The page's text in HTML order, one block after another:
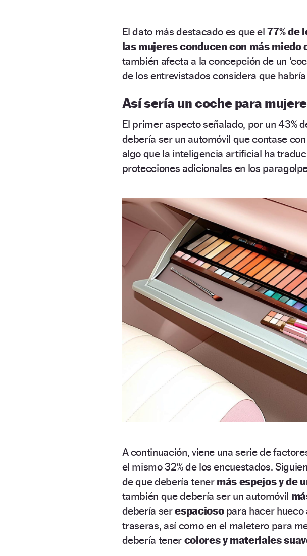
El dato más destacado es que el77% de
las mujeres conducen con más miedo
también afecta a la concepción de un
de los entrevistados considera que
Así sería un coche para
El primer aspecto señalado, por un 43%
debería ser un automóvil que contase
algo que la inteligencia artificial ha
protecciones adicionales en los
A continuación, viene una serie de
el mismo 32% de los encuestados.
de que debería tener más espejos y de
también que debería ser un automóvil
debería serespacioso para hacer hueco
traseras, así como en el maletero para
debería tener colores y materiales